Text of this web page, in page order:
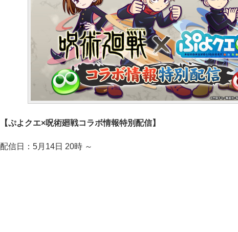
【ぷよクエ×呪術廻戦コラボ情報特別配信】
配信日：5月14日 20時 ～